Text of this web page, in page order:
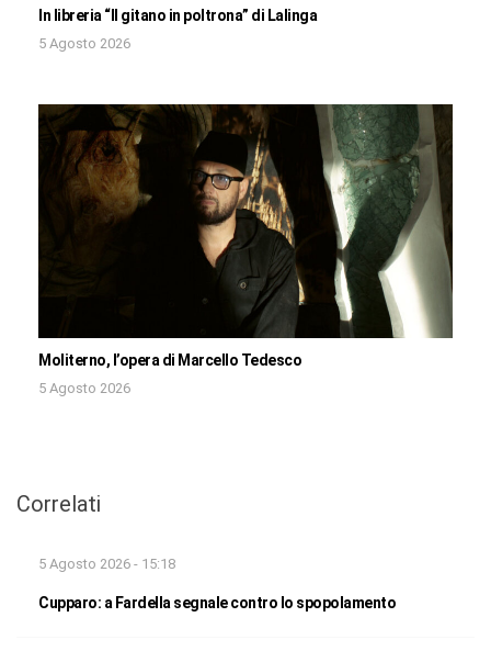
In libreria “Il gitano in poltrona” di Lalinga
5 Agosto 2026
Moliterno, l’opera di Marcello Tedesco
5 Agosto 2026
Correlati
5 Agosto 2026 - 15:18
Cupparo: a Fardella segnale contro lo spopolamento